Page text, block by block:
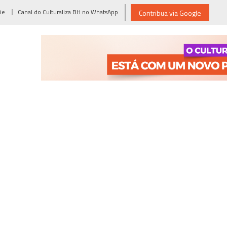
Canal do Culturaliza BH no WhatsApp Contribua via Google